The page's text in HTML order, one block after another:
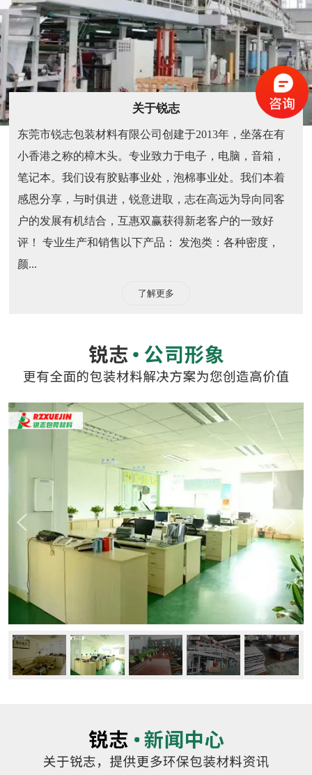
关于锐志
东莞市锐志包装材料有限公司创建于2013年，坐落在有
小香港之称的樟木头。专业致力于电子，电脑，音箱，
笔记本。我们设有胶贴事业处，泡棉事业处。我们本着
感恩分享，与时俱进，锐意进取，志在高远为导向同客
户的发展有机结合，互惠双赢获得新老客户的一致好
评！ 专业生产和销售以下产品： 发泡类：各种密度，
颜...
了解更多